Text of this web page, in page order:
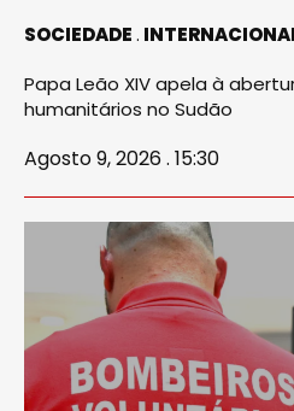
SOCIEDADE
Papa Leão XIV apela à
humanitários no Sudão
Agosto 9, 2026 . 15:30